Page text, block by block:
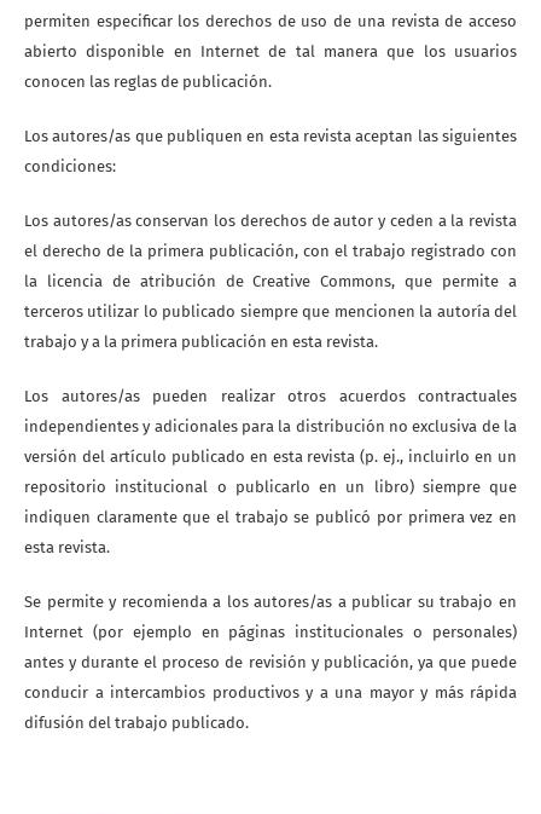
permiten especificar los derechos de uso de una revista de acceso
abierto disponible en Internet de tal manera que los usuarios
conocen las reglas de publicación.
Los autores/as que publiquen en esta revista aceptan las siguientes
condiciones:
Los autores/as conservan los derechos de autor y ceden a la revista
el derecho de la primera publicación, con el trabajo registrado con
la licencia de atribución de Creative Commons, que permite a
terceros utilizar lo publicado siempre que mencionen la autoría del
trabajo y a la primera publicación en esta revista.
Los autores/as pueden realizar otros acuerdos contractuales
independientes y adicionales para la distribución no exclusiva de la
versión del artículo publicado en esta revista (p. ej., incluirlo en un
repositorio institucional o publicarlo en un libro) siempre que
indiquen claramente que el trabajo se publicó por primera vez en
esta revista.
Se permite y recomienda a los autores/as a publicar su trabajo en
Internet (por ejemplo en páginas institucionales o personales)
antes y durante el proceso de revisión y publicación, ya que puede
conducir a intercambios productivos y a una mayor y más rápida
difusión del trabajo publicado.